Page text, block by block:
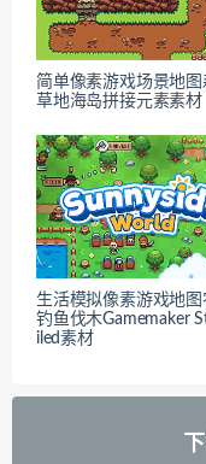
简单像素游戏场景地图
草地海岛拼接元素素材
生活模拟像素游戏地图
钓鱼伐木Gamemaker
iled素材